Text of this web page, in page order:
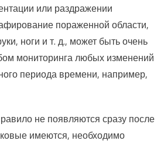
или раздражении
пораженной области,
ноги и т. д., может быть очень
мониторинга любых изменений
периода времени, например,
не появляются сразу после
имеются, необходимо